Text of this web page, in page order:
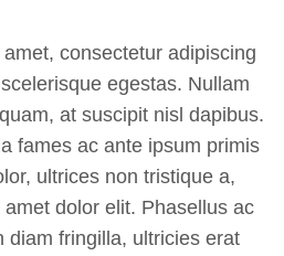
consectetur adipiscing
egestas. Nullam
at suscipit nisl dapibus.
fames ac ante ipsum primis
ultrices non tristique a,
dolor elit. Phasellus ac
diam fringilla, ultricies erat